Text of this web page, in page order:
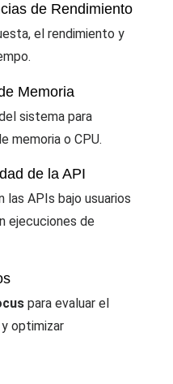
de Rendimiento
el rendimiento y
Memoria
sistema para
memoria o CPU.
de la API
las APIs bajo usuarios
ejecuciones de
para evaluar el
optimizar